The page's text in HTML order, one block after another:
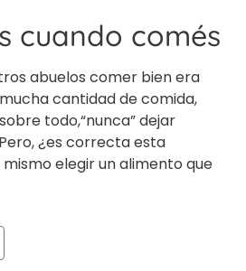
cuando comés
abuelos comer bien era
cantidad de comida,
todo,“nunca” dejar
¿es correcta esta
elegir un alimento que